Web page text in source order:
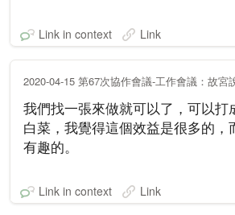
Link in context Link
2020-04-15 第67次協作會議-工作會議：故宮
我們找一張來做就可以了，可以打
白菜，我覺得這個效益是很多的，
有趣的。
Link in context Link